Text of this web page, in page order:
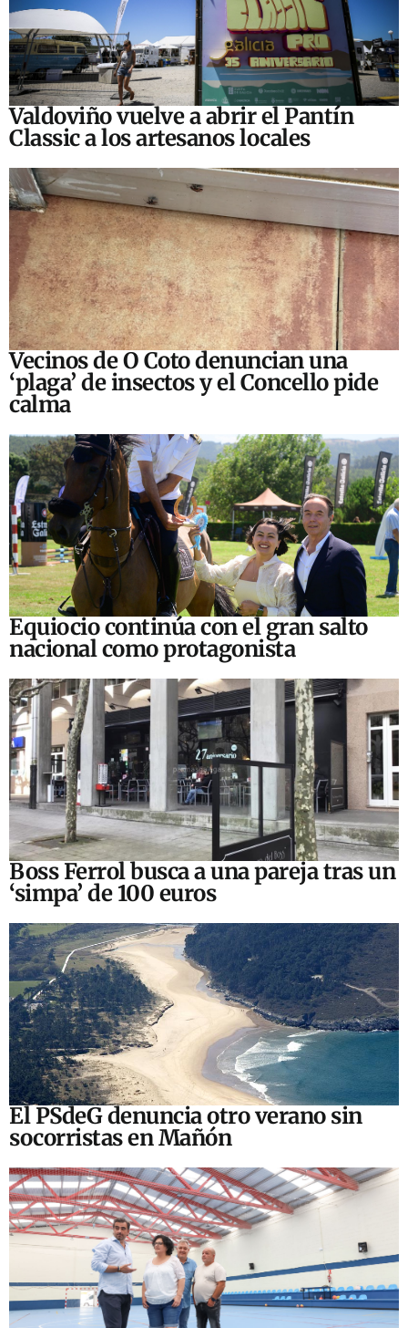
Valdoviño vuelve a abrir el Pantín
Classic a los artesanos locales
Vecinos de O Coto denuncian una
‘plaga’ de insectos y el Concello pide
calma
Equiocio continúa con el gran salto
nacional como protagonista
Boss Ferrol busca a una pareja tras un
‘simpa’ de 100 euros
El PSdeG denuncia otro verano sin
socorristas en Mañón